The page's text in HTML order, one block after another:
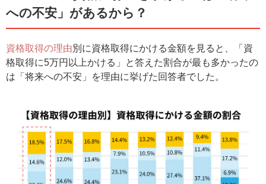
への不安」があるから？
資格取得の理由別に資格取得にかける金額を見ると、「資
格取得に5万円以上かける」と答えた割合が最も多かったの
は「将来への不安」を理由に挙げた回答者でした。